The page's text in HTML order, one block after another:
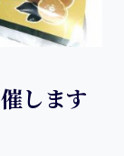
します